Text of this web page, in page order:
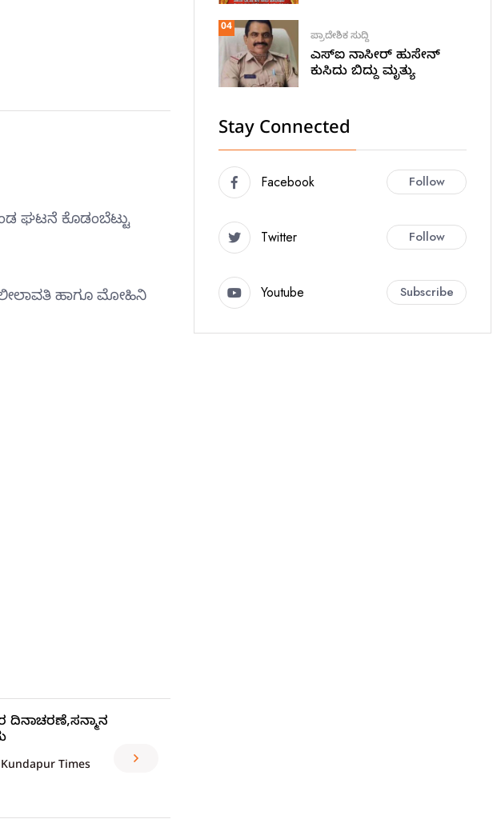
ಘಟನೆ ಕೊಡಂಬೆಟ್ಟು
ಹಾಗೂ ಮೋಹಿನಿ
ದಿನಾಚರಣೆ,ಸನ್ಮಾನ
Times
04
ಪ್ರಾದೇಶಿಕ ಸುದ್ದಿ
ಎಸ್ಐ ನಾಸೀರ್ ಹುಸೇನ್
ಕುಸಿದು ಬಿದ್ದು ಮೃತ್ಯು
Stay Connected
Facebook Follow
Twitter Follow
Youtube Subscribe